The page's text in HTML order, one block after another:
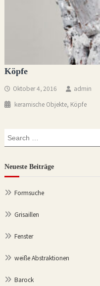
Köpfe
Oktober 4, 2016
admin
keramische Objekte, Köpfe
Search
for:
Neueste Beiträge
Formsuche
Grisaillen
Fenster
weiße Abstraktionen
Barock